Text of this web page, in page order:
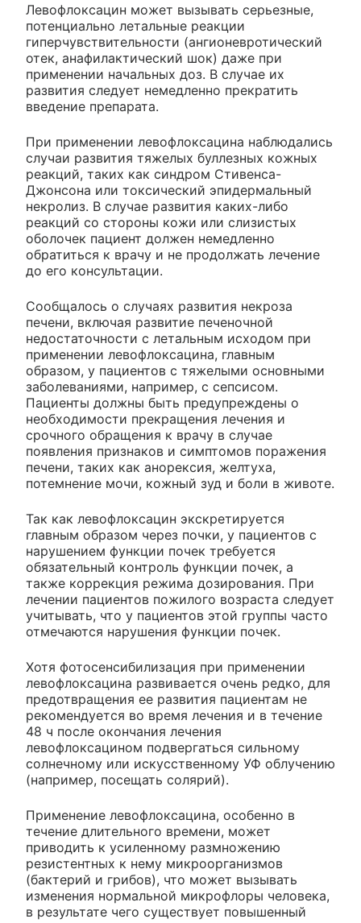
Левофлоксацин может вызывать серьезные,
потенциально летальные реакции
гиперчувствительности (ангионевротический
отек, анафилактический шок) даже при
применении начальных доз. В случае их
развития следует немедленно прекратить
введение препарата.
При применении левофлоксацина наблюдались
случаи развития тяжелых буллезных кожных
реакций, таких как синдром Стивенса-
Джонсона или токсический эпидермальный
некролиз. В случае развития каких-либо
реакций со стороны кожи или слизистых
оболочек пациент должен немедленно
обратиться к врачу и не продолжать лечение
до его консультации.
Сообщалось о случаях развития некроза
печени, включая развитие печеночной
недостаточности с летальным исходом при
применении левофлоксацина, главным
образом, у пациентов с тяжелыми основными
заболеваниями, например, с сепсисом.
Пациенты должны быть предупреждены о
необходимости прекращения лечения и
срочного обращения к врачу в случае
появления признаков и симптомов поражения
печени, таких как анорексия, желтуха,
потемнение мочи, кожный зуд и боли в животе.
Так как левофлоксацин экскретируется
главным образом через почки, у пациентов с
нарушением функции почек требуется
обязательный контроль функции почек, а
также коррекция режима дозирования. При
лечении пациентов пожилого возраста следует
учитывать, что у пациентов этой группы часто
отмечаются нарушения функции почек.
Хотя фотосенсибилизация при применении
левофлоксацина развивается очень редко, для
предотвращения ее развития пациентам не
рекомендуется во время лечения и в течение
48 ч после окончания лечения
левофлоксацином подвергаться сильному
солнечному или искусственному УФ облучению
(например, посещать солярий).
Применение левофлоксацина, особенно в
течение длительного времени, может
приводить к усиленному размножению
резистентных к нему микроорганизмов
(бактерий и грибов), что может вызывать
изменения нормальной микрофлоры человека,
в результате чего существует повышенный